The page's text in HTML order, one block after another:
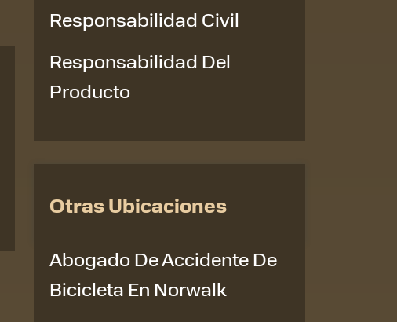
Responsabilidad Civil
Responsabilidad Del
Producto
Otras Ubicaciones
Abogado De Accidente De
Bicicleta En Norwalk